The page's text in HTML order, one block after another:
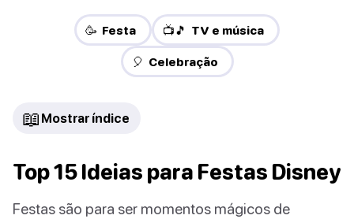
🥳 Festa 📺🎵 TV e música
🎈 Celebração
📖 Mostrar índice
Top 15 Ideias para Festas Disney
Festas são para ser momentos mágicos de